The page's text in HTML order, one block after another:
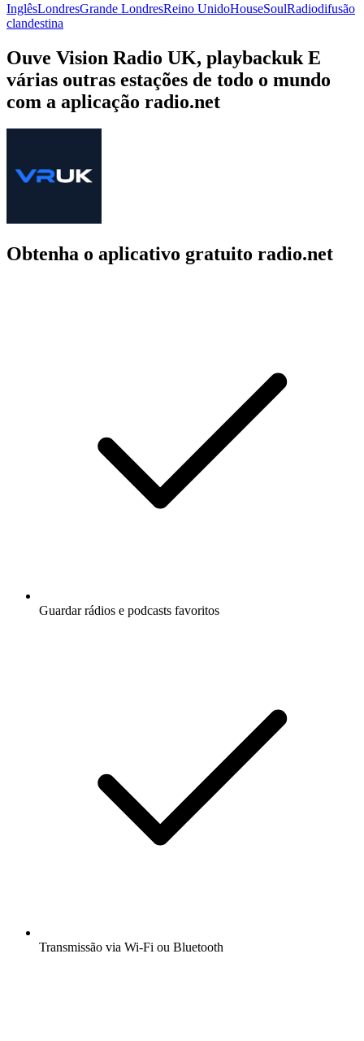
InglêsLondresGrande LondresReino UnidoHouseSoulRadiodifusão
clandestina
Ouve Vision Radio UK, playbackuk E
várias outras estações de todo o mundo
com a aplicação radio.net
Obtenha o aplicativo gratuito radio.net
Guardar rádios e podcasts favoritos
Transmissão via Wi-Fi ou Bluetooth